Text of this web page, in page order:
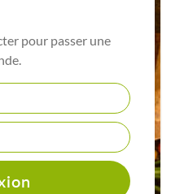
pour passer une